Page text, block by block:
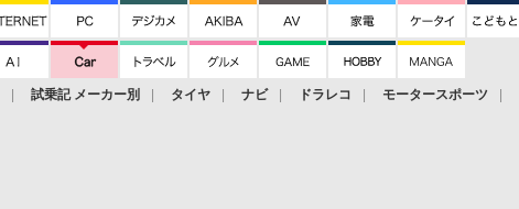
試乗記 メーカー別 タイヤ ナビ ドラレコ モータースポーツ